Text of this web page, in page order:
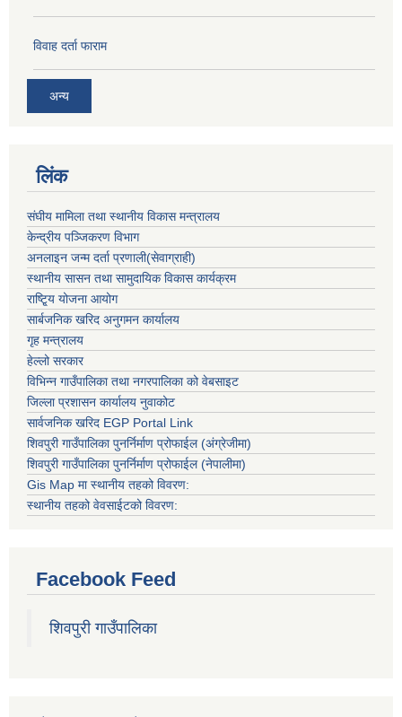
विवाह दर्ता फाराम
अन्य
लिंक
संघीय मामिला तथा स्थानीय विकास मन्त्रालय
केन्द्रीय पञ्जिकरण विभाग
अनलाइन जन्म दर्ता प्रणाली(सेवाग्राही)
स्थानीय सासन तथा सामुदायिक विकास कार्यक्रम
राष्टि्ृय योजना आयोग
सार्बजनिक खरिद अनुगमन कार्यालय
गृह मन्त्रालय
हेल्लो सरकार
विभिन्न गाउँपालिका तथा नगरपालिका को वेबसाइट
जिल्ला प्रशासन कार्यालय नुवाकोट
सार्वजनिक खरिद EGP Portal Link
शिवपुरी गाउँपालिका पुनर्निर्माण प्रोफाईल (अंग्रेजीमा)
शिवपुरी गाउँपालिका पुनर्निर्माण प्रोफाईल (नेपालीमा)
Gis Map मा स्थानीय तहको विवरण:
स्थानीय तहको वेवसाईटको विवरण:
Facebook Feed
शिवपुरी गाउँपालिका